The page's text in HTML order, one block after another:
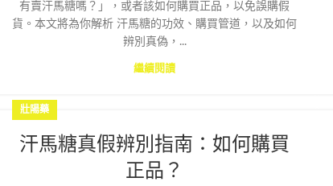
有賣汗馬糖嗎？」，或者該如何購買正品，以免誤購假
貨。本文將為你解析 汗馬糖的功效、購買管道，以及如何
辨別真偽，...
繼續閱讀
壯陽藥
汗馬糖真假辨別指南：如何購買
正品？